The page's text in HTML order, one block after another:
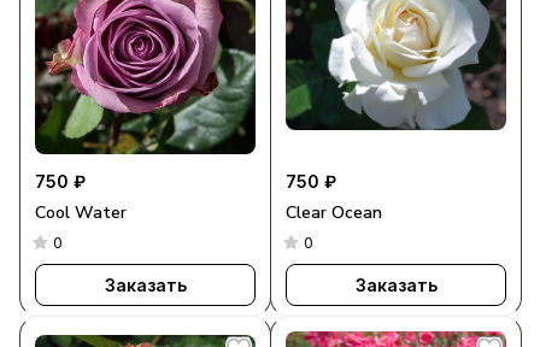
750 ₽
Cool Water
0
Заказать
750 ₽
Clear Ocean
0
Заказать